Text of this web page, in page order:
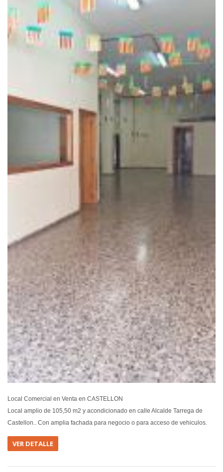
Local Comercial en Venta en CASTELLON
Local amplio de 105,50 m2 y acondicionado en calle Alcalde Tarrega de
Castellon.. Con amplia fachada para negocio o para acceso de vehiculos.
VER DETALLE